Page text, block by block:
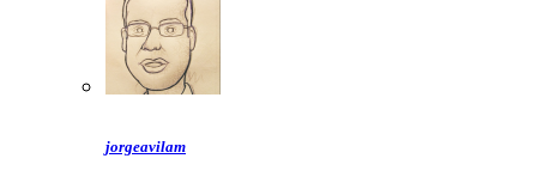
jorgeavilam